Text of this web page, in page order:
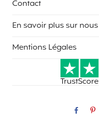
Contact
En savoir plus sur nous
Mentions Légales
TrustScore